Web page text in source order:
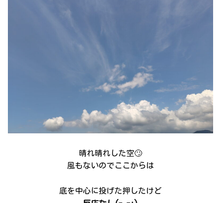
晴れ晴れした空🙄
風もないのでここからは
底を中心に投げた押したけど